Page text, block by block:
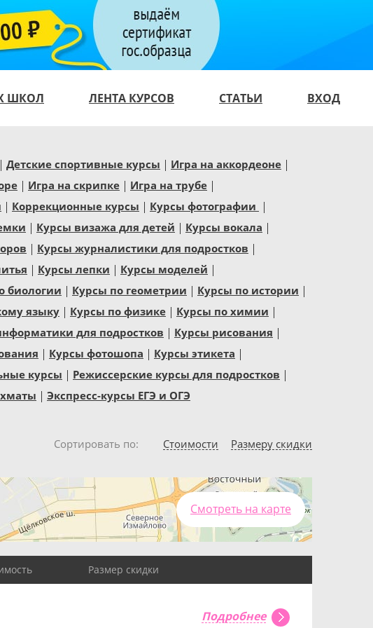
ШКОЛ ЛЕНТА КУРСОВ СТАТЬИ ВХОД
Детские спортивные курсы
Игра на аккордеоне
Игра на скрипке
Игра на трубе
Коррекционные курсы
Курсы фотографии
Курсы визажа для детей
Курсы вокала
Курсы журналистики для подростков
Курсы лепки
Курсы моделей
биологии Курсы по геометрии
Курсы по истории
языку Курсы по физике
Курсы по химии
для подростков
Курсы рисования
Курсы фотошопа
Курсы этикета
курсы
Режиссерские курсы для подростков
Экспресс-курсы ЕГЭ и ОГЭ
Сортировать по Стоимости Размеру скидки
Смотреть на карте
Размер скидки
Подробнее